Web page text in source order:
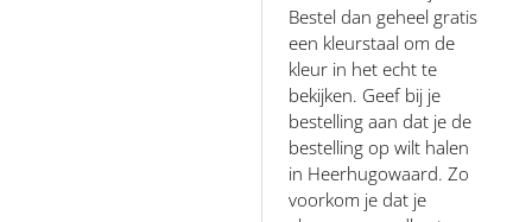
Bestel dan geheel gratis
een kleurstaal om de
kleur in het echt te
bekijken. Geef bij je
bestelling aan dat je de
bestelling op wilt halen
in Heerhugowaard. Zo
voorkom je dat je